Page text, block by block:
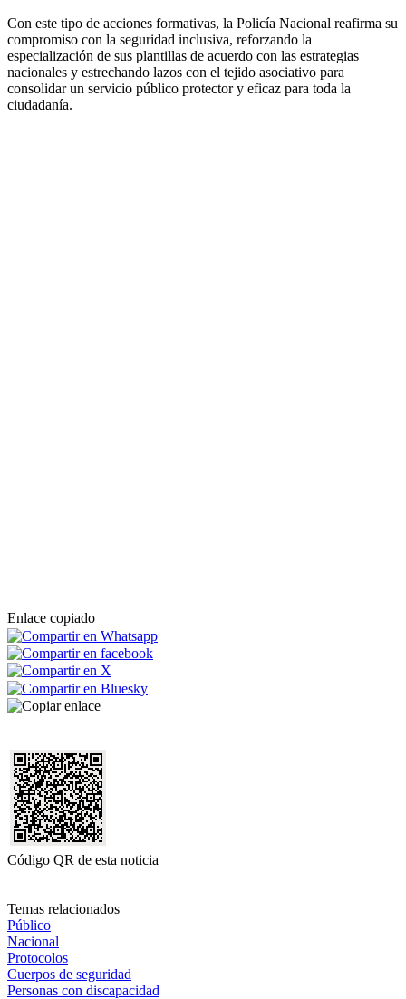
Con este tipo de acciones formativas, la Policía Nacional reafirma su
compromiso con la seguridad inclusiva, reforzando la
especialización de sus plantillas de acuerdo con las estrategias
nacionales y estrechando lazos con el tejido asociativo para
consolidar un servicio público protector y eficaz para toda la
ciudadanía.
Enlace copiado
Código QR de esta noticia
Temas relacionados
Público
Nacional
Protocolos
Cuerpos de seguridad
Personas con discapacidad